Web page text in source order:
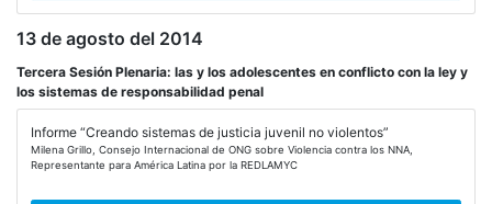
13 de agosto del 2014
Tercera Sesión Plenaria: las y los adolescentes en conflicto con la ley y
los sistemas de responsabilidad penal
Informe “Creando sistemas de justicia juvenil no violentos”
Milena Grillo, Consejo Internacional de ONG sobre Violencia contra los NNA,
Representante para América Latina por la REDLAMYC